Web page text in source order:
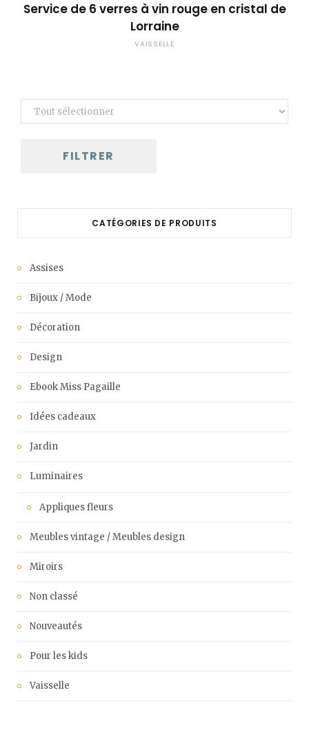
Service de 6 verres à vin rouge en cristal de
Lorraine
VAISSELLE
FILTRER
CATÉGORIES DE PRODUITS
Assises
Bijoux / Mode
Décoration
Design
Ebook Miss Pagaille
Idées cadeaux
Jardin
Luminaires
Appliques fleurs
Meubles vintage / Meubles design
Miroirs
Non classé
Nouveautés
Pour les kids
Vaisselle